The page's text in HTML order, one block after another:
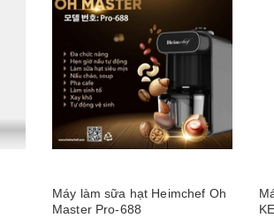
Máy làm sữa hạt Heimchef Oh
Master Pro-688